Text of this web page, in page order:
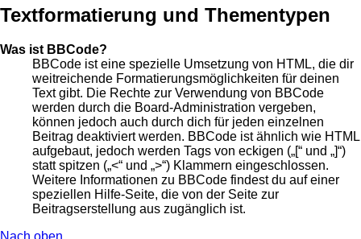
Textformatierung und Thementypen
Was ist BBCode?
BBCode ist eine spezielle Umsetzung von HTML, die dir
weitreichende Formatierungsmöglichkeiten für deinen
Text gibt. Die Rechte zur Verwendung von BBCode
werden durch die Board-Administration vergeben,
können jedoch auch durch dich für jeden einzelnen
Beitrag deaktiviert werden. BBCode ist ähnlich wie HTML
aufgebaut, jedoch werden Tags von eckigen („[“ und „]“)
statt spitzen („<“ und „>“) Klammern eingeschlossen.
Weitere Informationen zu BBCode findest du auf einer
speziellen Hilfe-Seite, die von der Seite zur
Beitragserstellung aus zugänglich ist.
Nach oben